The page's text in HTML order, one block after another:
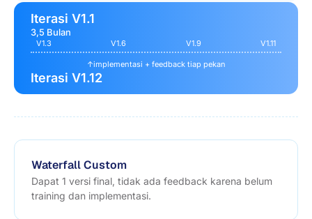
Iterasi V1.1
3,5 Bulan
V1.3 V1.6 V1.9 V1.11
↑implementasi + feedback tiap pekan
Iterasi V1.12
Waterfall Custom
Dapat 1 versi final, tidak ada feedback karena belum
training dan implementasi.